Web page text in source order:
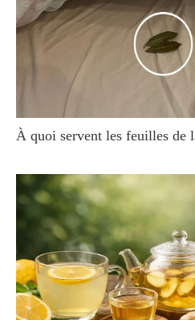
À quoi servent les feuilles de